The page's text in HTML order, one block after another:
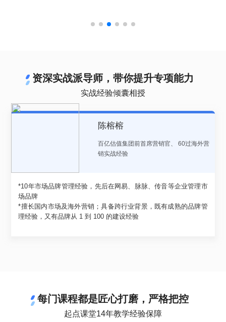
资深实战派导师，带你提升专项能力
实战经验倾囊相授
陈榕榕
百亿估值集团前首席营销官、
60过海外营
销实战经验
*10年市场品牌管理经验，先后在网易、脉脉、传音等企业管理市
场品牌
*擅长国内市场及海外营销；具备跨行业背景，既有成熟的品牌管
每门课程都是匠心打磨，严格把控
起点课堂14年教学经验保障